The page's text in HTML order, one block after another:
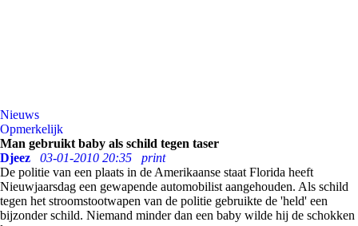
Nieuws
Opmerkelijk
Man gebruikt baby als schild tegen taser
Djeez
03-01-2010 20:35
print
De politie van een plaats in de Amerikaanse staat Florida heeft
Nieuwjaarsdag een gewapende automobilist aangehouden. Als schild
tegen het stroomstootwapen van de politie gebruikte de 'held' een
bijzonder schild. Niemand minder dan een baby wilde hij de schokken